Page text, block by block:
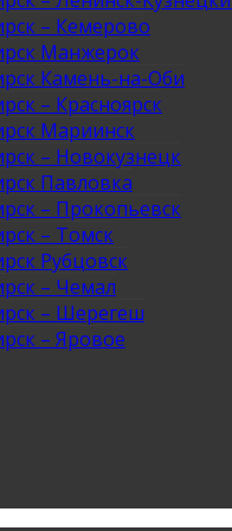
– Кемерово
Манжерок
Камень-на-Оби
– Красноярск
Мариинск
– Новокузнецк
Павловка
– Прокопьевск
– Томск
Рубцовск
– Чемал
– Шерегеш
– Яровое